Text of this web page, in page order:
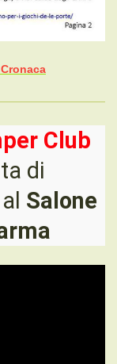
Club
di
Salone